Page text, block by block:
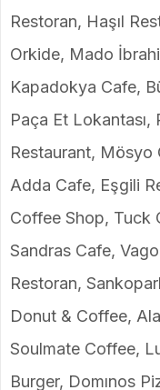
Restoran, Haşıl
Orkide, Mado
Kapadokya Cafe,
Paça Et Lokantası,
Restaurant, Mösyo
Adda Cafe, Eşgili
Coffee Shop, Tuck
Sandras Cafe,
Restoran,
Donut & Coffee,
Soulmate Coffee,
Burger, Domınos